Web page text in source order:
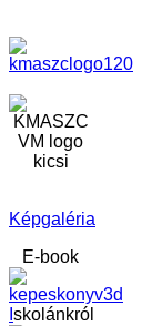
Képgaléria
E-book
skolánkról